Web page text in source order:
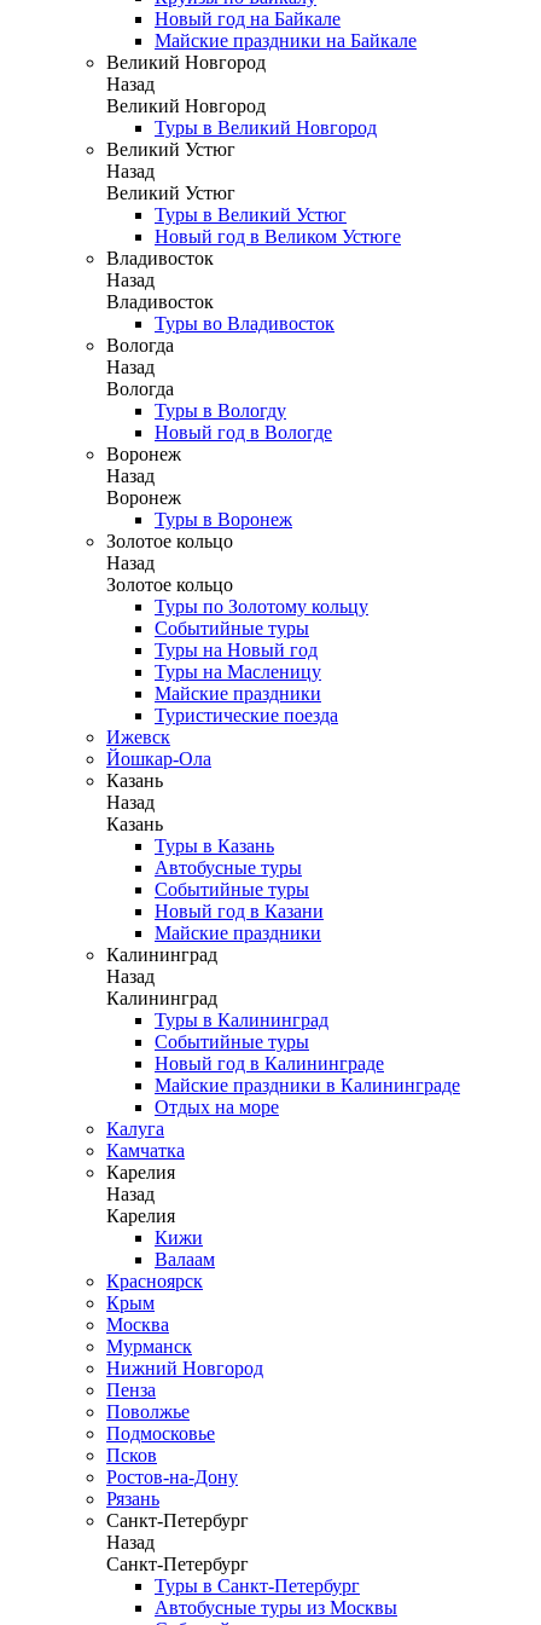
Новый год на Байкале
Майские праздники на Байкале
Великий Новгород
Назад
Великий Новгород
Туры в Великий Новгород
Великий Устюг
Назад
Великий Устюг
Туры в Великий Устюг
Новый год в Великом Устюге
Владивосток
Назад
Владивосток
Туры во Владивосток
Вологда
Назад
Вологда
Туры в Вологду
Новый год в Вологде
Воронеж
Назад
Воронеж
Туры в Воронеж
Золотое кольцо
Назад
Золотое кольцо
Туры по Золотому кольцу
Событийные туры
Туры на Новый год
Туры на Масленицу
Майские праздники
Туристические поезда
Ижевск
Йошкар-Ола
Казань
Назад
Казань
Туры в Казань
Автобусные туры
Событийные туры
Новый год в Казани
Майские праздники
Калининград
Назад
Калининград
Туры в Калининград
Событийные туры
Новый год в Калининграде
Майские праздники в Калининграде
Отдых на море
Калуга
Камчатка
Карелия
Назад
Карелия
Кижи
Валаам
Красноярск
Крым
Москва
Мурманск
Нижний Новгород
Пенза
Поволжье
Подмосковье
Псков
Ростов-на-Дону
Рязань
Санкт-Петербург
Назад
Санкт-Петербург
Туры в Санкт-Петербург
Автобусные туры из Москвы